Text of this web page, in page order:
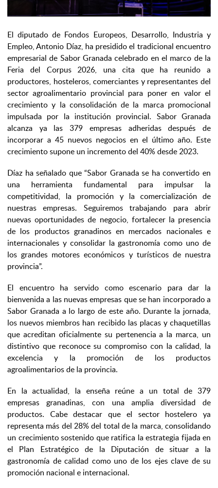
El diputado de Fondos Europeos, Desarrollo, Industria y
Empleo, Antonio Díaz, ha presidido el tradicional encuentro
empresarial de Sabor Granada celebrado en el marco de la
Feria del Corpus 2026, una cita que ha reunido a
productores, hosteleros, comerciantes y representantes del
sector agroalimentario provincial para poner en valor el
crecimiento y la consolidación de la marca promocional
impulsada por la institución provincial. Sabor Granada
alcanza ya las 379 empresas adheridas después de
incorporar a 45 nuevos negocios en el último año. Este
crecimiento supone un incremento del 40% desde 2023.
Díaz ha señalado que “Sabor Granada se ha convertido en
una herramienta fundamental para impulsar la
competitividad, la promoción y la comercialización de
nuestras empresas. Seguiremos trabajando para abrir
nuevas oportunidades de negocio, fortalecer la presencia
de los productos granadinos en mercados nacionales e
internacionales y consolidar la gastronomía como uno de
los grandes motores económicos y turísticos de nuestra
provincia”.
El encuentro ha servido como escenario para dar la
bienvenida a las nuevas empresas que se han incorporado a
Sabor Granada a lo largo de este año. Durante la jornada,
los nuevos miembros han recibido las placas y chaquetillas
que acreditan oficialmente su pertenencia a la marca, un
distintivo que reconoce su compromiso con la calidad, la
excelencia y la promoción de los productos
agroalimentarios de la provincia.
En la actualidad, la enseña reúne a un total de 379
empresas granadinas, con una amplia diversidad de
productos. Cabe destacar que el sector hostelero ya
representa más del 28% del total de la marca, consolidando
un crecimiento sostenido que ratifica la estrategia fijada en
el Plan Estratégico de la Diputación de situar a la
gastronomía de calidad como uno de los ejes clave de su
promoción nacional e internacional.